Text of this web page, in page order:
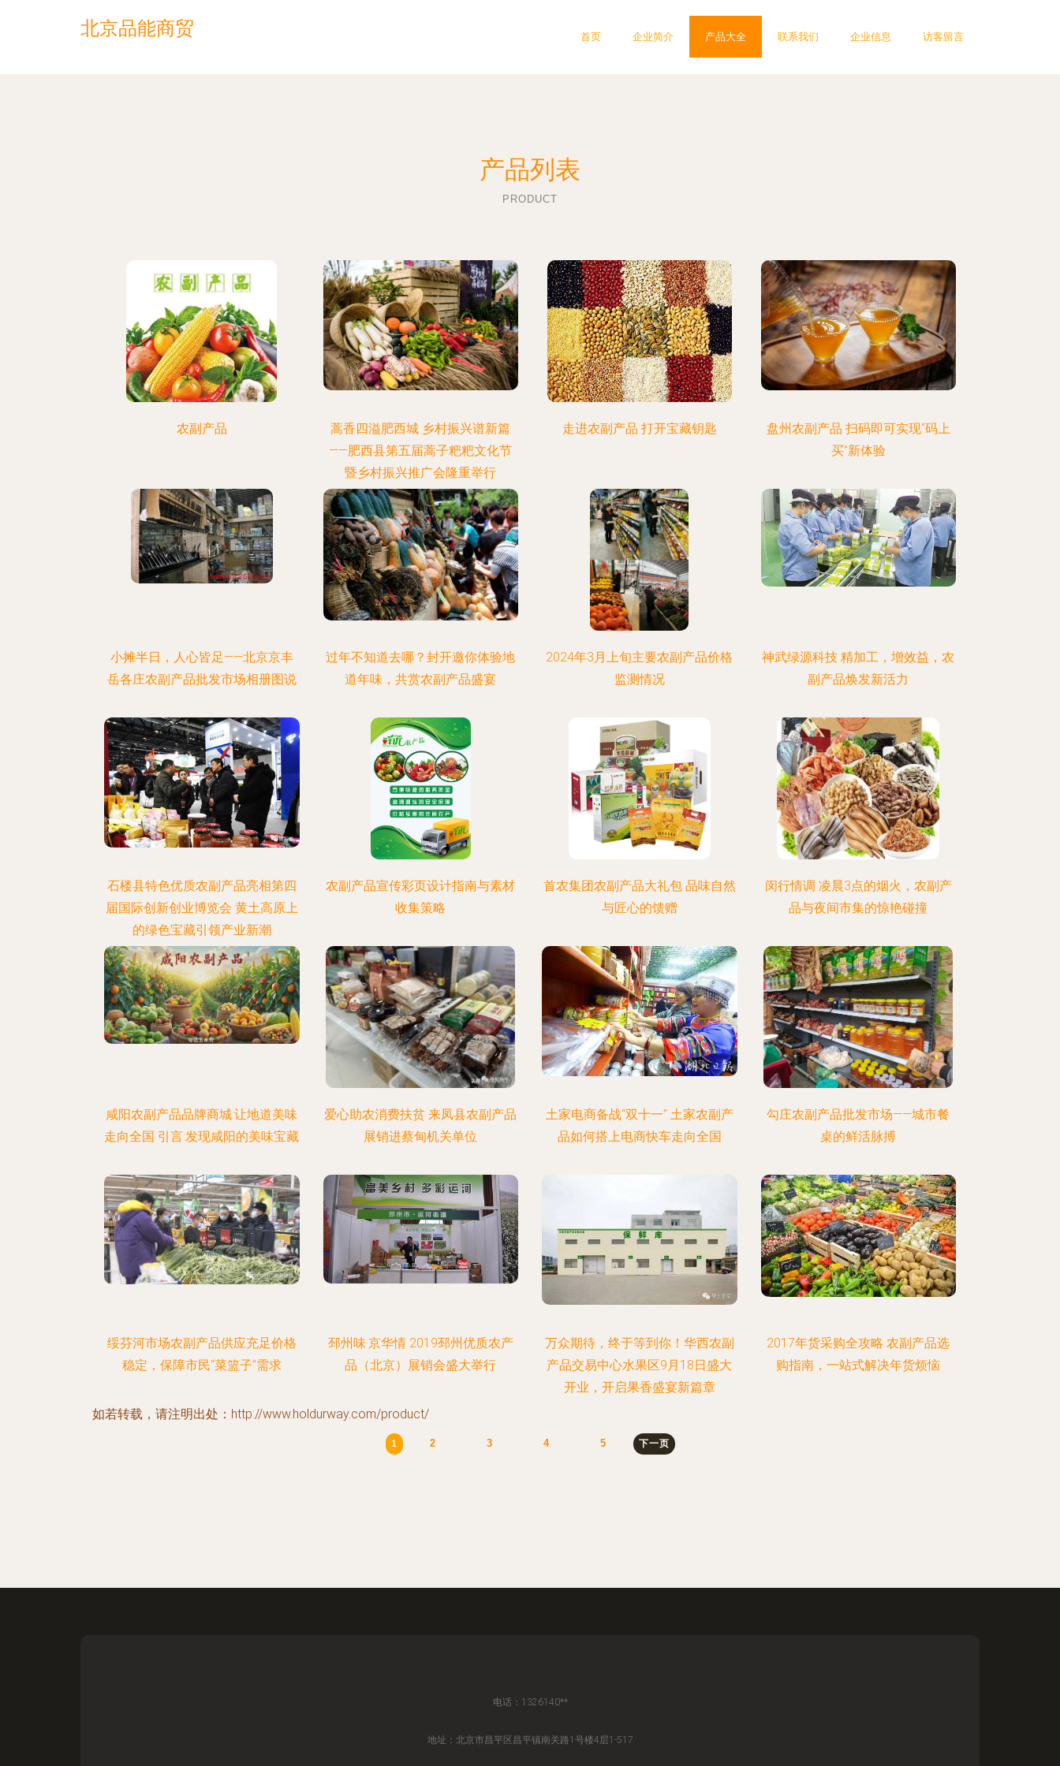
北京品能商贸 首页 企业简介 产品大全 联系我们 企业信息 访客留言
产品列表
PRODUCT
农副产品
蒿香四溢肥西城 乡村振兴谱新篇
——肥西县第五届蒿子粑粑文化节
暨乡村振兴推广会隆重举行
走进农副产品 打开宝藏钥匙
盘州农副产品 扫码即可实现“码上
买”新体验
小摊半日，人心皆足——北京京丰
岳各庄农副产品批发市场相册图说
过年不知道去哪？封开邀你体验地
道年味，共赏农副产品盛宴
2024年3月上旬主要农副产品价格
监测情况
神武绿源科技 精加工，增效益，农
副产品焕发新活力
石楼县特色优质农副产品亮相第四
届国际创新创业博览会 黄土高原上
的绿色宝藏引领产业新潮
农副产品宣传彩页设计指南与素材
收集策略
首农集团农副产品大礼包 品味自然
与匠心的馈赠
闵行情调 凌晨3点的烟火，农副产
品与夜间市集的惊艳碰撞
咸阳农副产品品牌商城:让地道美味
走向全国 引言:发现咸阳的美味宝藏
爱心助农消费扶贫 来凤县农副产品
展销进蔡甸机关单位
土家电商备战“双十一” 土家农副产
品如何搭上电商快车走向全国
勾庄农副产品批发市场——城市餐
桌的鲜活脉搏
绥芬河市场农副产品供应充足价格
稳定，保障市民“菜篮子”需求
邳州味·京华情 2019邳州优质农产
品（北京）展销会盛大举行
万众期待，终于等到你！华西农副
产品交易中心水果区9月18日盛大
开业，开启果香盛宴新篇章
2017年货采购全攻略 农副产品选
购指南，一站式解决年货烦恼
如若转载，请注明出处：http://www.holdurway.com/product/
1 2 3 4 5 下一页
电话：1326140**
地址：北京市昌平区昌平镇南关路1号楼4层1-517